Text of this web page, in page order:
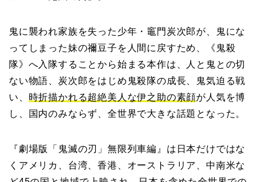
鬼に襲われ家族を失った少年・竈門炭次郎が、鬼にな
ってしまった妹の禰豆子を人間に戻すため、《鬼殺
隊》へ入隊することから始まる本作は、人と鬼との切
ない物語、炭次郎をはじめ鬼殺隊の成長、鬼気迫る戦
い、 時折描かれる超絶美人な伊之助の素顔が人気を博
し、国内のみならず、全世界で大きな話題となった。
『劇場版「鬼滅の刃」無限列車編』は日本だけではな
くアメリカ、台湾、香港、オーストラリア、中南米な